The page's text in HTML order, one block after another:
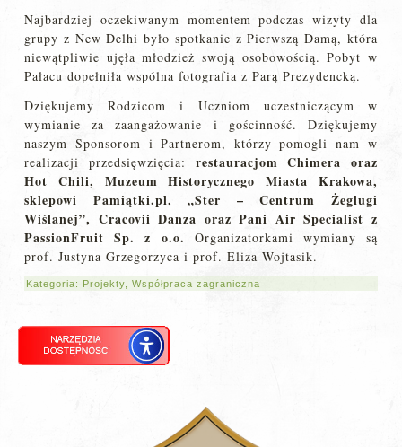
Najbardziej oczekiwanym momentem podczas wizyty dla
grupy z New Delhi było spotkanie z Pierwszą Damą, która
niewątpliwie ujęła młodzież swoją osobowością. Pobyt w
Pałacu dopełniła wspólna fotografia z Parą Prezydencką.
Dziękujemy Rodzicom i Uczniom uczestniczącym w
wymianie za zaangażowanie i gościnność. Dziękujemy
naszym Sponsorom i Partnerom, którzy pomogli nam w
realizacji przedsięwzięcia: restauracjom Chimera oraz
Hot Chili, Muzeum Historycznego Miasta Krakowa,
sklepowi Pamiątki.pl, „Ster – Centrum Żeglugi
Wiślanej”, Cracovii Danza oraz Pani Air Specialist z
PassionFruit Sp. z o.o. Organizatorkami wymiany są
prof. Justyna Grzegorzyca i prof. Eliza Wojtasik.
Kategoria: Projekty ,Współpraca zagraniczna